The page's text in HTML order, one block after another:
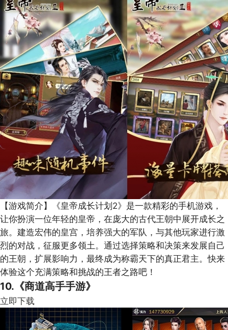
【游戏简介】
《皇帝成长计划2》是一款精彩的手机游戏，
让你扮演一位年轻的皇帝，在庞大的古代王朝中展开成长之
旅。建造宏伟的皇宫，培养强大的军队，与其他玩家进行激
烈的对战，征服更多领土。通过选择策略和决策来发展自己
的王朝，扩展影响力，最终成为称霸天下的真正君主。快来
体验这个充满策略和挑战的王者之路吧！
10.《商道高手手游》
立即下载